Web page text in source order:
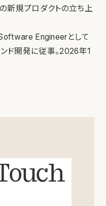
新規プロダクトの立ち上
Engineerとして
ド開発に従事。2026年1